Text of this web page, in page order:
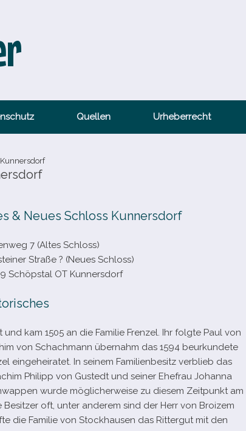
Quellen Urheberrecht
& Neues Schloss Kunnersdorf
7 (Altes Schloss)
Straße ? (Neues Schloss)
Schöpstal OT Kunnersdorf
kam 1505 an die Familie Frenzel. Ihr folgte Paul von
von Schachmann über­nahm das 1594 beur­kun­dete
ein­ge­hei­ra­tet. In sei­nem Familienbesitz ver­blieb das
Philipp von Gustedt und sei­ner Ehefrau Johanna
wurde mög­li­cher­weise zu die­sem Zeitpunkt am
oft, unter ande­rem sind der Herr von Broizem
die Familie von Stockhausen das Rittergut mit den